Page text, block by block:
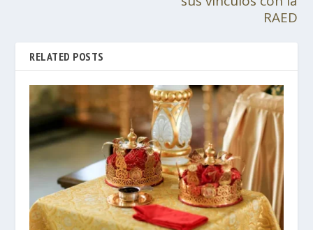
RAED
RELATED POSTS